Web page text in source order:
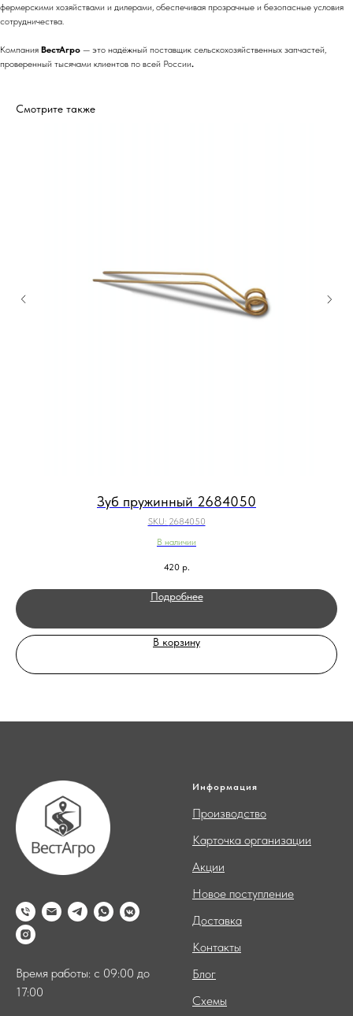
фермерскими хозяйствами и дилерами, обеспечивая прозрачные и безопасные условия
сотрудничества.
Компания ВестАгро — это надёжный поставщик сельскохозяйственных запчастей,
проверенный тысячами клиентов по всей России.
Смотрите также
Зуб пружинный 2684050
SKU: 2684050
В наличии
420 р.
Подробнее
В корзину
Время работы: с 09:00 до
17:00
Информация
Производство
Карточка организации
Акции
Новое поступление
Доставка
Контакты
Блог
Схемы